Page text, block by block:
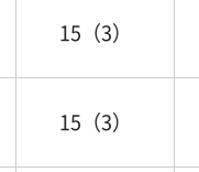
15（3）
15（3）